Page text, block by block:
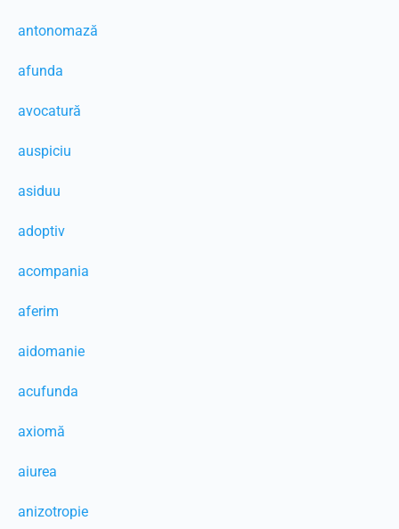
antonomază
afunda
avocatură
auspiciu
asiduu
adoptiv
acompania
aferim
aidomanie
acufunda
axiomă
aiurea
anizotropie